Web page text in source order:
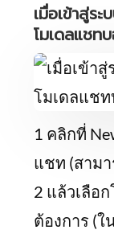
เมื่อเข้าสู่ร
โมเดลแชท
1 คลิกที่
แชท (สาม
2 แล้วเลือ
ต้องการ (